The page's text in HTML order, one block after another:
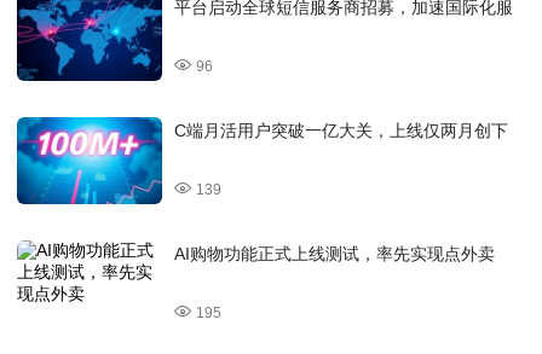
平台启动全球短信服务商招募，加速国际化服
96
C端月活用户突破一亿大关，上线仅两月创下
139
AI购物功能正式上线测试，率先实现点外卖
195